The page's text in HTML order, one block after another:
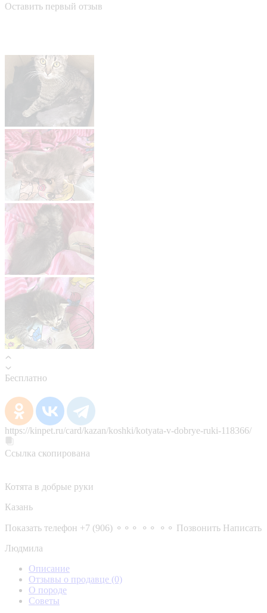
Оставить первый отзыв
Бесплатно
https://kinpet.ru/card/kazan/koshki/kotyata-v-dobrye-ruki-118366/
Ссылка скопирована
Котята в добрые руки
Казань
Показать телефон +7 (906) ⚬⚬⚬ ⚬⚬ ⚬⚬ Позвонить Написать
Людмила
Описание
Отзывы о продавце (0)
О породе
Советы